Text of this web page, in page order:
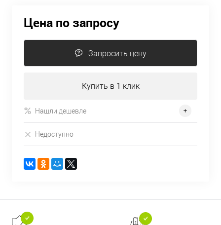
Цена по запросу
Запросить цену
Купить в 1 клик
Нашли дешевле
Недоступно